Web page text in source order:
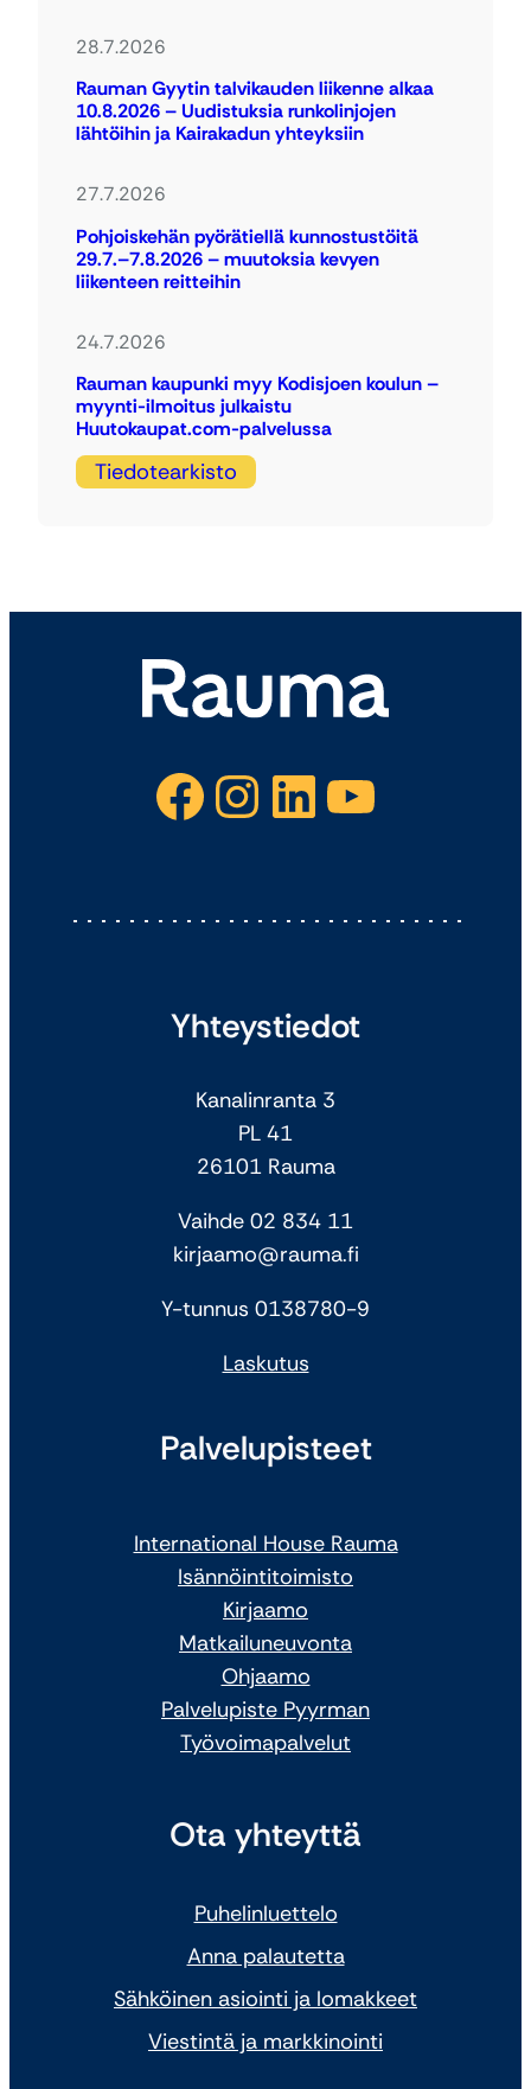
28.7.2026
Rauman Gyytin talvikauden liikenne alkaa
10.8.2026 – Uudistuksia runkolinjojen
lähtöihin ja Kairakadun yhteyksiin
27.7.2026
Pohjoiskehän pyörätiellä kunnostustöitä
29.7.–7.8.2026 – muutoksia kevyen
liikenteen reitteihin
24.7.2026
Rauman kaupunki myy Kodisjoen koulun –
myynti-ilmoitus julkaistu
Huutokaupat.com-palvelussa
Tiedotearkisto
Facebook Instagram LinkedIn YouTube
Yhteystiedot
Kanalinranta 3
PL 41
26101 Rauma
Vaihde 02 834 11
kirjaamo@rauma.fi
Y-tunnus 0138780-9
Laskutus
Palvelupisteet
International House Rauma
Isännöintitoimisto
Kirjaamo
Matkailuneuvonta
Ohjaamo
Palvelupiste Pyyrman
Työvoimapalvelut
Ota yhteyttä
Puhelinluettelo
Anna palautetta
Sähköinen asiointi ja lomakkeet
Viestintä ja markkinointi